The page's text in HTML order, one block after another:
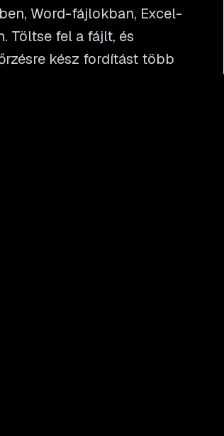
Word-fájlokban, Excel-
Töltse fel a fájlt, és
kész fordítást több